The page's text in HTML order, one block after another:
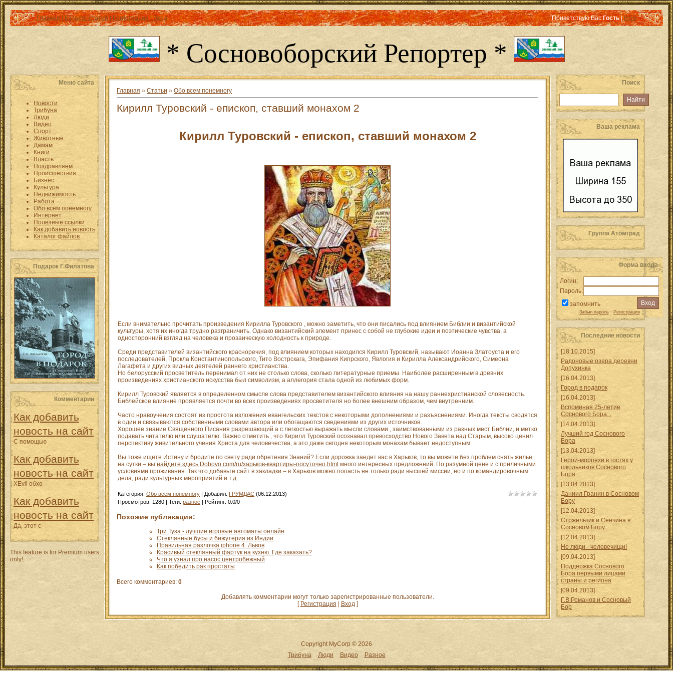
Главная|Каталог статей|Регистрация |Вход Приветствую Вас Гость|RSS
* Сосновоборский Репортер *
Меню сайта
Новости
Трибуна
Люди
Видео
Спорт
Животные
Дамам
Книги
Власть
Поздравляем
Происшествия
Бизнес
Культура
Недвижимость
Работа
Обо всем понемногу
Интернет
Полезные ссылки
Как добавить новость
Каталог файлов
Подарок Г.Филатова
Комментарии
Как добавить
новость на сайт
С помощью
Как добавить
новость на сайт
XEvil обхо
Как добавить
новость на сайт
Да, этот с
This feature is for Premium users
only!
Главная » Статьи » Обо всем понемногу
Кирилл Туровский - епископ, ставший монахом 2
Кирилл Туровский - епископ, ставший монахом 2
Если внимательно прочитать произведения Кирилла Туровского , можно заметить, что они писались под влиянием Библии и византийской
культуры, хотя их иногда трудно разграничить. Однако византийский элемент принес с собой не глубокие идеи и поэтические чувства, а
односторонний взгляд на человека и прозаическую холодность к природе.
Среди представителей византийского красноречия, под влиянием которых находился Кирилл Туровский, называют Иоанна Златоуста и его
последователей, Прокла Константинопольского, Тито Вострскага, Эпифания Кипрского, Явлогия и Кирилла Александрийского, Симеона
Лагафета и других видных деятелей раннего христианства.
Но белорусский просветитель перенимал от них не столько слова, сколько литературные приемы. Наиболее расширенным в древних
произведениях христианского искусства был символизм, а аллегория стала одной из любимых форм.
Кирилл Туровский является в определенном смысле слова представителем византийского влияния на нашу раннехристианской словесность.
Библейское влияние проявляется почти во всех произведениях просветителя но более внешним образом, чем внутренним.
Часто нравоучения состоят из простота изложения евангельских текстов с некоторыми дополнениями и разъяснениями. Иногда тексты сводятся
в один и связываются собственными словами автора или обогащаются сведениями из других источников.
Хорошее знание Священного Писания разрешающий а с легкостью выражать мысли словами , заимствованными из разных мест Библии, и метко
подавать читателю или слушателю. Важно отметить , что Кирилл Туровский осознавал превосходство Нового Завета над Старым, высоко ценил
перспективу живительного учения Христа для человечества, а это даже сегодня некоторым монахам бывает недоступным.
Вы тоже ищете Истину и бродите по свету ради обретения Знаний? Если дорожка заедет вас в Харьков, то вы можете без проблем снять жилье
на сутки – вы найдете здесь Dobovo.com/ru/харьков-квартиры-посуточно.html много интересных предложений. По разумной цене и с приличными
условиями проживания. Так что добавьте сайт в закладки – в Харьков можно попасть не только ради высшей миссии, но и по командировочным
дела, ради культурных мероприятий и т.д.
Категория: Обо всем понемногу | Добавил: ГРУМДАС (06.12.2013)
Просмотров: 1280 | Теги: разное | Рейтинг: 0.0/0
Похожие публикации:
Три Туза - лучшие игровые автоматы онлайн
Стеклянные бусы и бижутерия из Индии
Правильная разлочка iphone 4. Львов
Красивый стеклянный фартук на кухню. Где заказать?
Что я узнал про насос центробежный
Как победить рак простаты
Всего комментариев: 0
Добавлять комментарии могут только зарегистрированные пользователи.
[ Регистрация Вход]
Поиск
Ваша реклама
Группа Атомград
Форма входа
Логин:
Пароль:
запомнить
Забыл пароль· Регистрация
Последние новости
[18.10.2015]
Радоновые озера деревни
Допухинка
[16.04.2013]
Город в подарок
[16.04.2013]
Вспоминая 25-летие
Соснового Бора...
[14.04.2013]
Лучший год Соснового
Бора
[13.04.2013]
Герои-морпехи в гостях у
школьников Соснового
Бора
[13.04.2013]
Даниил Гранин в Сосновом
Бору
[12.04.2013]
Стржельчик и Сенчина в
Сосновом Бору
[12.04.2013]
Не люди - человечищи!
[09.04.2013]
Поддержка Соснового
Бора первыми лицами
страны и региона
[09.04.2013]
Г.В.Романов и Сосновый
Бор
Copyright MyCorp © 2026
Трибуна
Люди Видео Разное